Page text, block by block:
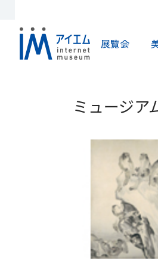
展覧会
ミュージア